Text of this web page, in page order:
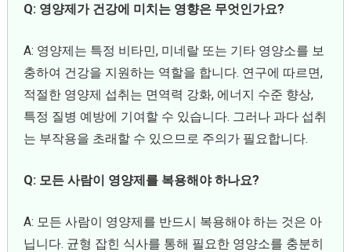
Q: 영양제가 건강에 미치는 영향은 무엇인가요?
A: 영양제는 특정 비타민, 미네랄 또는 기타 영양소를 보
충하여 건강을 지원하는 역할을 합니다. 연구에 따르면,
적절한 영양제 섭취는 면역력 강화, 에너지 수준 향상,
특정 질병 예방에 기여할 수 있습니다. 그러나 과다 섭취
는 부작용을 초래할 수 있으므로 주의가 필요합니다.
Q: 모든 사람이 영양제를 복용해야 하나요?
A: 모든 사람이 영양제를 반드시 복용해야 하는 것은 아
닙니다. 균형 잡힌 식사를 통해 필요한 영양소를 충분히